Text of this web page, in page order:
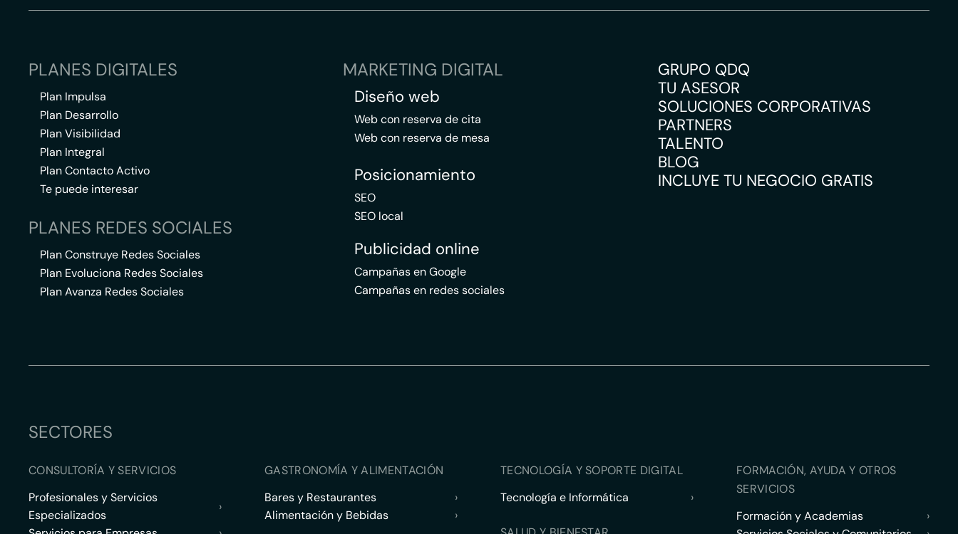
PLANES DIGITALES
Plan Impulsa
Plan Desarrollo
Plan Visibilidad
Plan Integral
Plan Contacto Activo
Te puede interesar
PLANES REDES SOCIALES
Plan Construye Redes Sociales
Plan Evoluciona Redes Sociales
Plan Avanza Redes Sociales
MARKETING DIGITAL
Diseño web
Web con reserva de cita
Web con reserva de mesa
Posicionamiento
SEO
SEO local
Publicidad online
Campañas en Google
Campañas en redes sociales
GRUPO QDQ
TU ASESOR
SOLUCIONES CORPORATIVAS
PARTNERS
TALENTO
BLOG
INCLUYE TU NEGOCIO GRATIS
SECTORES
CONSULTORÍA Y SERVICIOS
Profesionales y Servicios
Especializados
›
GASTRONOMÍA Y ALIMENTACIÓN
Bares y Restaurantes
›
Alimentación y Bebidas
›
TECNOLOGÍA Y SOPORTE DIGITAL
Tecnología e Informática
›
FORMACIÓN, AYUDA Y OTROS
SERVICIOS
Formación y Academias
›